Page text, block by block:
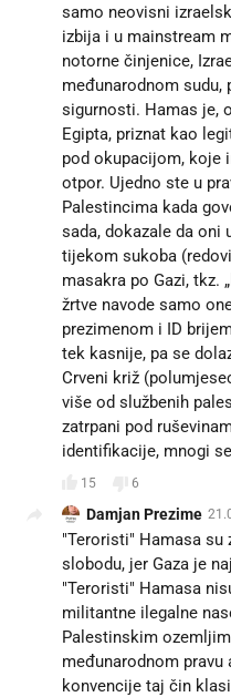
samo neovisni
izbija i u mainstream
notorne činjenice,
međunarodnom sudu,
sigurnosti. Hamas je,
Egipta, priznat kao
pod okupacijom, koje
otpor. Ujedno ste u
Palestincima kada
sada, dokazale da oni
tijekom sukoba
masakra po Gazi, tkz.
žrtve navode samo
prezimenom i ID
tek kasnije, pa se
Crveni križ
više od službenih
zatrpani pod
identifikacije, mnogi
15 6
Damjan Prezime
"Teroristi" Hamasa su
slobodu, jer Gaza je
"Teroristi" Hamasa
militantne ilegalne
Palestinskim
međunarodnom pravu
konvencije taj čin